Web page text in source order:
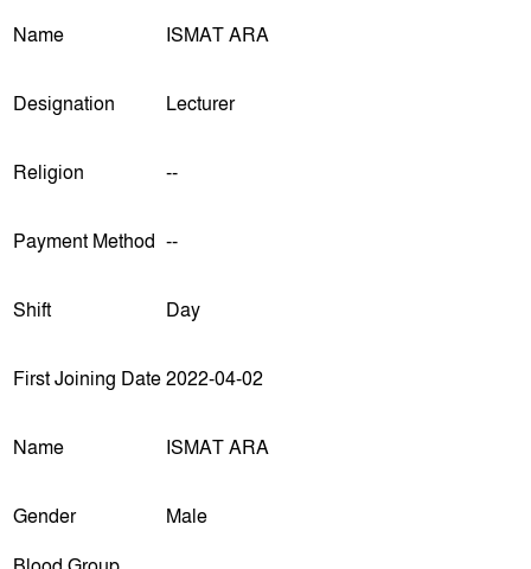
Name ISMAT ARA
Designation Lecturer
Religion --
Payment Method --
Shift Day
First Joining Date2022-04-02
Name ISMAT ARA
Gender
Male